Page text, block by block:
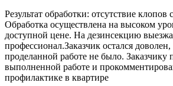
Результат обработки: отсутствие клопов
Обработка осуществлена на высоком
доступной цене. На дезинсекцию
профессионал.Заказчик остался
проделанной работе не было. Заказчику
выполненной работе и
профилактике в квартире